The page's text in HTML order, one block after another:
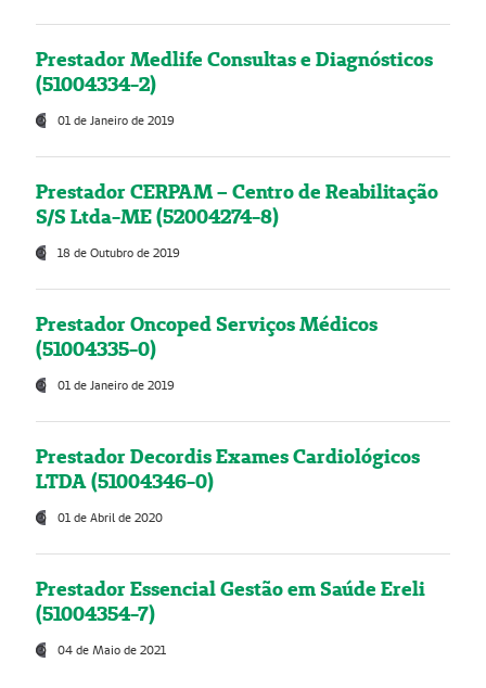
Prestador Medlife Consultas e Diagnósticos
(51004334-2)
01 de Janeiro de 2019
Prestador CERPAM – Centro de Reabilitação
S/S Ltda-ME (52004274-8)
18 de Outubro de 2019
Prestador Oncoped Serviços Médicos
(51004335-0)
01 de Janeiro de 2019
Prestador Decordis Exames Cardiológicos
LTDA (51004346-0)
01 de Abril de 2020
Prestador Essencial Gestão em Saúde Ereli
(51004354-7)
04 de Maio de 2021